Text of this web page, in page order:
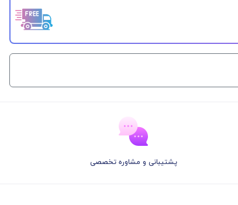
پشتیبانی و مشاوره تخصصی